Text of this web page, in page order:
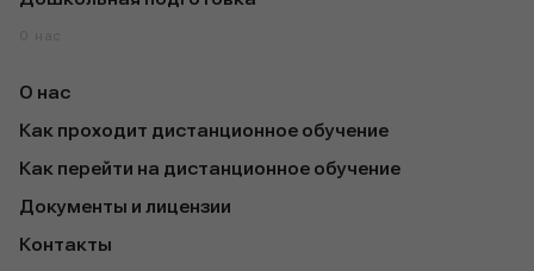
О нас
О нас
Как проходит дистанционное обучение
Как перейти на дистанционное обучение
Документы и лицензии
Контакты